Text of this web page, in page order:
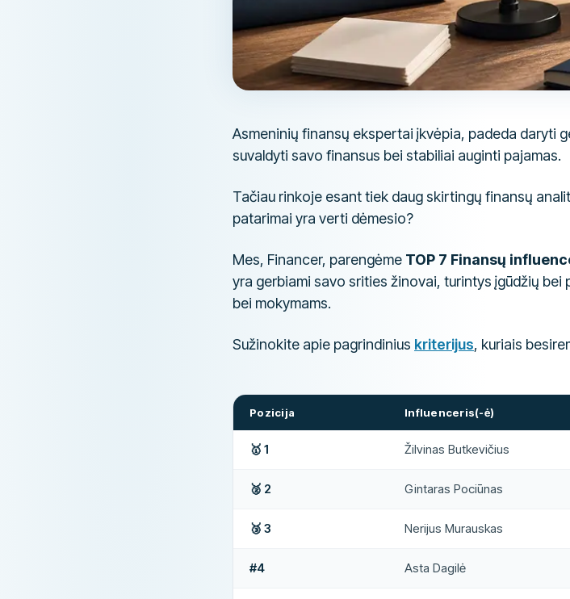
Asmeninių finansų ekspertai įkvėpia, padeda daryti
suvaldyti savo finansus bei stabiliai auginti pajamas.
Tačiau rinkoje esant tiek daug skirtingų finansų
patarimai yra verti dėmesio?
Mes, Financer, parengėme TOP 7 Finansų
yra gerbiami savo srities žinovai, turintys įgūdžių
bei mokymams.
Sužinokite apie pagrindinius kriterijus, kuriais
Pozicija Influenceris(-ė)
🥇 1 Žilvinas Butkevičius
🥈 2 Gintaras Pociūnas
🥉 3 Nerijus Murauskas
#4 Asta Dagilė